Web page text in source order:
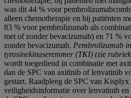
was dit 44 % voor
alleen chemotherapie en bij patiënten
83 % voor pembrolizumab als
met of zonder bevacizumab) en 71 %
zonder bevacizumab. Pembrolizumab
tyrosinekinaseremmer (TKI) (zie rubriek
wordt toegediend in combinatie met
dan de SPC van axitinib of lenvatinib
gestart. Raadpleeg de SPC van
veiligheidsinformatie over lenvatinib